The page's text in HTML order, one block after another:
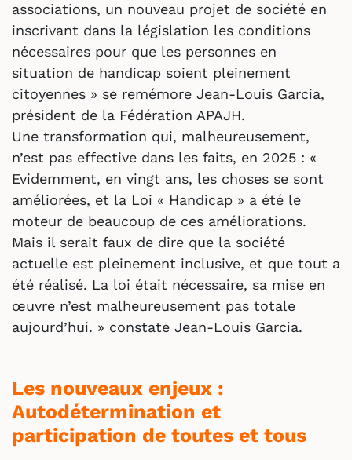
associations, un nouveau projet de société en
inscrivant dans la législation les conditions
nécessaires pour que les personnes en
situation de handicap soient pleinement
citoyennes » se remémore Jean-Louis Garcia,
président de la Fédération APAJH.
Une transformation qui, malheureusement,
n’est pas effective dans les faits, en 2025 : «
Evidemment, en vingt ans, les choses se sont
améliorées, et la Loi « Handicap » a été le
moteur de beaucoup de ces améliorations.
Mais il serait faux de dire que la société
actuelle est pleinement inclusive, et que tout a
été réalisé. La loi était nécessaire, sa mise en
œuvre n’est malheureusement pas totale
aujourd’hui. » constate Jean-Louis Garcia.
Les nouveaux enjeux :
Autodétermination et
participation de toutes et tous